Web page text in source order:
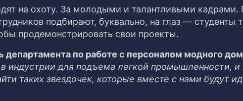
на охоту. За молодыми и талантливыми кадрами.
подбирают, буквально, на глаз — студенты
продемонстрировать свои проекты.
департамента по работе с персоналом модного
индустрии для подъема легкой промышленности, и
таких звездочек, которые вместе с нами будут